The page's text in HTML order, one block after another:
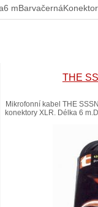
THE
Mikrofonní kabel THE
konektory XLR. Délka 6